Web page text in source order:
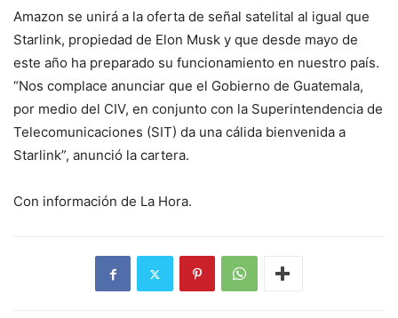
Amazon se unirá a la oferta de señal satelital al igual que
Starlink, propiedad de Elon Musk y que desde mayo de
este año ha preparado su funcionamiento en nuestro país.
“Nos complace anunciar que el Gobierno de Guatemala,
por medio del CIV, en conjunto con la Superintendencia de
Telecomunicaciones (SIT) da una cálida bienvenida a
Starlink”, anunció la cartera.
Con información de La Hora.